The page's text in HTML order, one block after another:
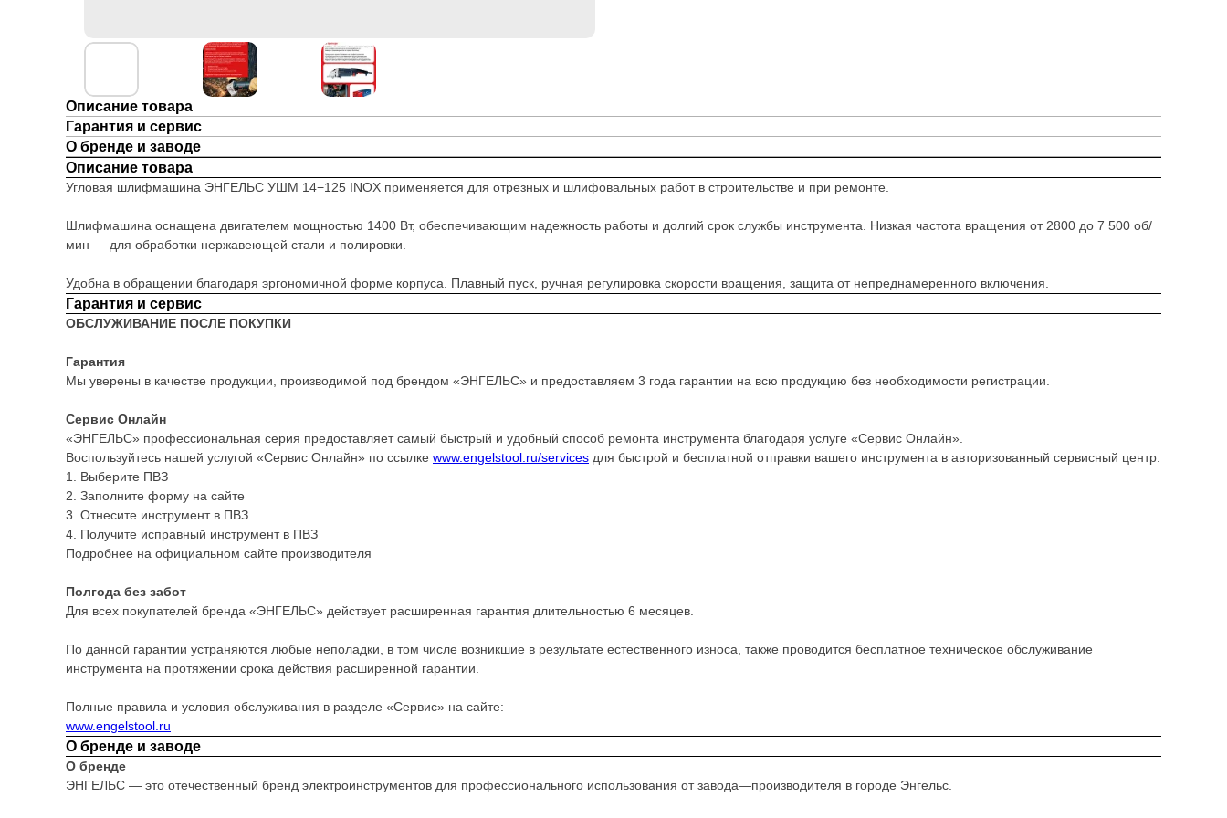
Описание товара
Гарантия и сервис
О бренде и заводе
Описание товара
Угловая шлифмашина ЭНГЕЛЬС УШМ 14−125 INOX применяется для отрезных и шлифовальных работ в строительстве и при ремонте.
Шлифмашина оснащена двигателем мощностью 1400 Вт, обеспечивающим надежность работы и долгий срок службы инструмента. Низкая частота вращения от 2800 до 7 500 об/
мин — для обработки нержавеющей стали и полировки.
Удобна в обращении благодаря эргономичной форме корпуса. Плавный пуcк, ручная регулировка скорости вращения, защита от непреднамеренного включения.
Гарантия и сервис
ОБСЛУЖИВАНИЕ ПОСЛЕ ПОКУПКИ
Гарантия
Мы уверены в качестве продукции, производимой под брендом «ЭНГЕЛЬС» и предоставляем 3 года гарантии на всю продукцию без необходимости регистрации.
Сервис Онлайн
«ЭНГЕЛЬС» профессиональная серия предоставляет самый быстрый и удобный способ ремонта инструмента благодаря услуге «Сервис Онлайн».
Воспользуйтесь нашей услугой «Сервис Онлайн» по ссылке www.engelstool.ru/services для быстрой и бесплатной отправки вашего инструмента в авторизованный сервисный центр:
1. Выберите ПВЗ
2. Заполните форму на сайте
3. Отнесите инструмент в ПВЗ
4. Получите исправный инструмент в ПВЗ
Подробнее на официальном сайте производителя
Полгода без забот
Для всех покупателей бренда «ЭНГЕЛЬС» действует расширенная гарантия длительностью 6 месяцев.
По данной гарантии устраняются любые неполадки, в том числе возникшие в результате естественного износа, также проводится бесплатное техническое обслуживание
инструмента на протяжении срока действия расширенной гарантии.
Полные правила и условия обслуживания в разделе «Сервис» на сайте:
www.engelstool.ru
О бренде и заводе
О бренде
ЭНГЕЛЬС — это отечественный бренд электроинструментов для профессионального использования от завода—производителя в городе Энгельс.